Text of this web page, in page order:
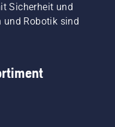
Sicherheit und
und Robotik sind